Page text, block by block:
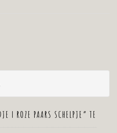
| ROZE PAARS SCHELPJE” TE